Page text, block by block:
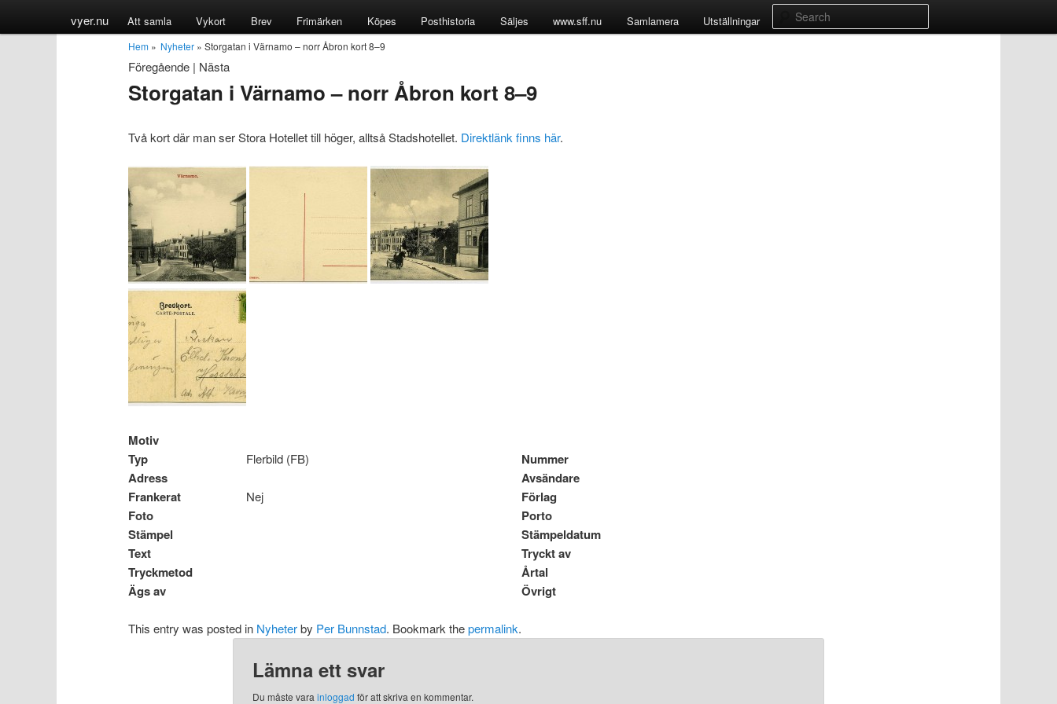
vyer.nu Att samla Vykort Brev Frimärken Köpes Posthistoria Säljes www.sff.nu Samlamera Utställningar Search
Hem » Nyheter » Storgatan i Värnamo – norr Åbron kort 8–9
Föregående | Nästa
Storgatan i Värnamo – norr Åbron kort 8–9
Två kort där man ser Stora Hotellet till höger, alltså Stadshotellet. Direktlänk finns här.
Motiv
Typ
Flerbild (FB)
Nummer
Adress
Avsändare
Frankerat
Nej
Förlag
Foto
Porto
Stämpel
Stämpeldatum
Text
Tryckt av
Tryckmetod
Årtal
Ägs av
Övrigt
This entry was posted in Nyheterby Per Bunnstad. Bookmark thepermalink.
Lämna ett svar
Du måste varainloggad för att skriva en kommentar.